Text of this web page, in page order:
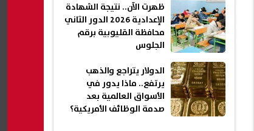
ظهرت الآن.. نتيجة الشهادة
الإعدادية 2026 الدور الثاني
محافظة القليوبية برقم
الجلوس
الدولار يتراجع والذهب
يرتفع.. ماذا يدور في
الأسواق العالمية بعد
صدمة الوظائف الأمريكية؟